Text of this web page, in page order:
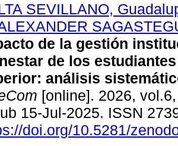
SEVILLANO,
de la gestión
de los
análisis
[online]. 2026,
15-Jul-2025. ISSN
doi.org/10.5281/